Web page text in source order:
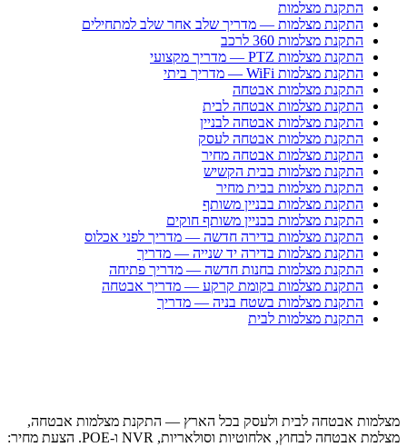
התקנת מצלמות
התקנת מצלמות — מדריך שלב אחר שלב למתחילים
התקנת מצלמות 360 לרכב
התקנת מצלמות PTZ — מדריך מקצועי
התקנת מצלמות WiFi — מדריך ביתי
התקנת מצלמות אבטחה
התקנת מצלמות אבטחה לבית
התקנת מצלמות אבטחה לבניין
התקנת מצלמות אבטחה לעסק
התקנת מצלמות אבטחה מחיר
התקנת מצלמות בבית הקשיש
התקנת מצלמות בבית מחיר
התקנת מצלמות בבניין משותף
התקנת מצלמות בבניין משותף חוקים
התקנת מצלמות בדירה חדשה — מדריך לפני אכלוס
התקנת מצלמות בדירה יד שנייה — מדריך
התקנת מצלמות בחנות חדשה — מדריך פתיחה
התקנת מצלמות בקומת קרקע — מדריך אבטחה
התקנת מצלמות בשטח בניה — מדריך
התקנת מצלמות לבית
מצלמות אבטחה לבית ולעסק בכל הארץ — התקנת מצלמות אבטחה,
מצלמת אבטחה לבחוץ, אלחוטיות וסולאריות, NVR ו-POE. הצעת מחיר: